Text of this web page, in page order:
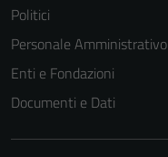
Politici
Personale Amministrativo
Enti e Fondazioni
Documenti e Dati